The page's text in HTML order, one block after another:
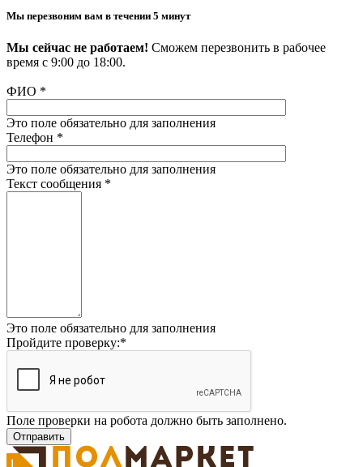
Мы перезвоним вам в течении 5 минут
Мы сейчас не работаем! Сможем перезвонить в рабочее
время с 9:00 до 18:00.
ФИО *
Это поле обязательно для заполнения
Телефон *
Это поле обязательно для заполнения
Текст сообщения *
Это поле обязательно для заполнения
Пройдите проверку:*
Поле проверки на робота должно быть заполнено.